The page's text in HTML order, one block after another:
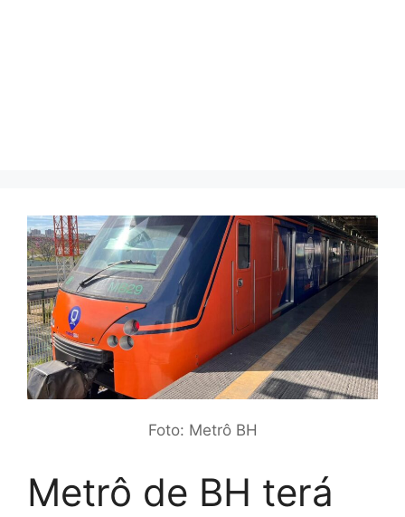
Foto: Metrô BH
Metrô de BH terá